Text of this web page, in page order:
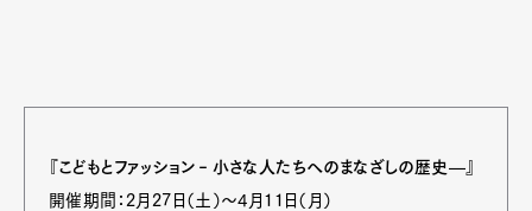
『こどもとファッション‐小さな人たちへのまなざしの歴史—』
開催期間：2月27日（土）～4月11日（月）